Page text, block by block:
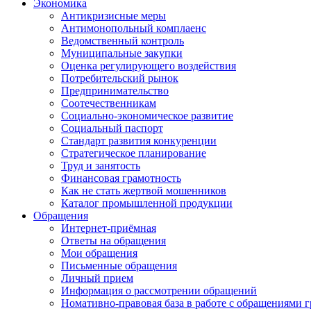
Экономика
Антикризисные меры
Антимонопольный комплаенс
Ведомственный контроль
Муниципальные закупки
Оценка регулирующего воздействия
Потребительский рынок
Предпринимательство
Соотечественникам
Социально-экономическое развитие
Социальный паспорт
Стандарт развития конкуренции
Стратегическое планирование
Труд и занятость
Финансовая грамотность
Как не стать жертвой мошенников
Каталог промышленной продукции
Обращения
Интернет-приёмная
Ответы на обращения
Мои обращения
Письменные обращения
Личный прием
Информация о рассмотрении обращений
Номативно-правовая база в работе с обращениями